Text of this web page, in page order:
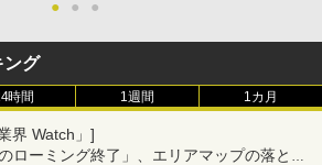
● ● ●
ング
時間 1週間 1カ月
界 Watch」]
ローミング終了」、エリアマップの落とし